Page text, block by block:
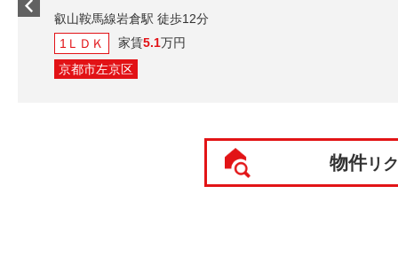
叡山鞍馬線岩倉駅 徒歩12分
1ＬＤＫ
家賃5.1万円
京都市左京区
物件リ